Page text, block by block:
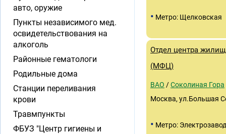
• Метро: Щелковская
Отдел центра
(МФЦ)
ВАО /Соколиная Гора
Москва, ул.Большая
• Метро:
авто, оружие
Пункты независимого мед.
освидетельствования на
алкоголь
Районные гематологи
Родильные дома
Станции переливания
крови
Травмпункты
ФБУЗ "Центр гигиены и